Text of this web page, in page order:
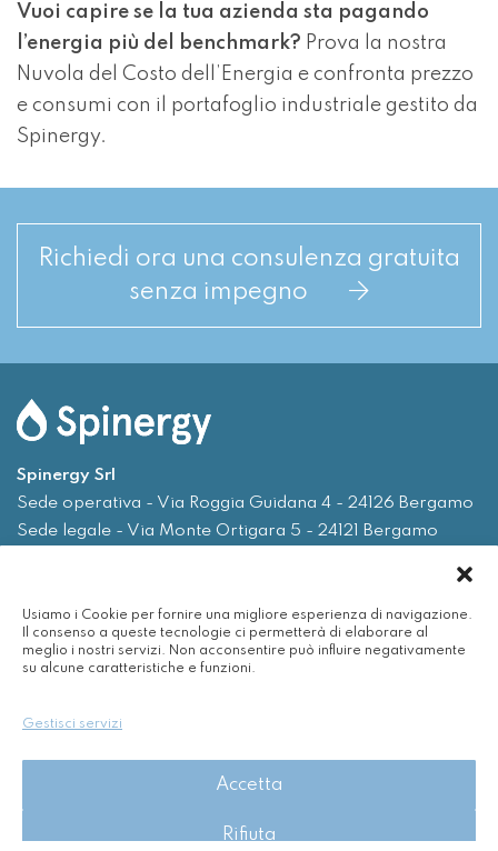
Usiamo i Cookie per fornire una migliore esperienza di navigazione.
Il consenso a queste tecnologie ci permetterà di elaborare al
meglio i nostri servizi. Non acconsentire può influire negativamente
su alcune caratteristiche e funzioni.
Gestisci servizi
Accetta
Rifiuta
Vuoi capire se la tua azienda sta pagando
l’energia più del benchmark? Prova la nostra
Nuvola del Costo dell’Energia e confronta prezzo
e consumi con il portafoglio industriale gestito da
Spinergy.
Richiedi ora una consulenza gratuita
senza impegno
Spinergy Srl
Sede operativa - Via Roggia Guidana 4 - 24126 Bergamo
Sede legale - Via Monte Ortigara 5 - 24121 Bergamo
Email
info@spinergy.it
Servizi